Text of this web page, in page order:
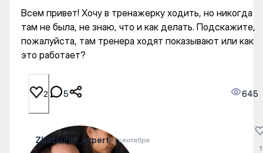
Всем привет! Хочу в тренажерку ходить, но никогда
там не была, не знаю, что и как делать. Подскажите,
пожалуйста, там тренера ходят показывают или как
это работает?
2 5 645
Zhassulan_expert12 сентября
1